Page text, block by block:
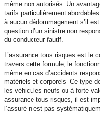
même non autorisés. Un
tarifs particulièrement
à aucun dédommagement s’il
question d’un sinistre non
du conducteur fautif.
L’assurance tous risques est le
travers cette formule, le
même en cas d’accidents
matériels et corporels. Ce type
les véhicules neufs ou à forte
assurance tous risques, il est
l’assuré n’est pas